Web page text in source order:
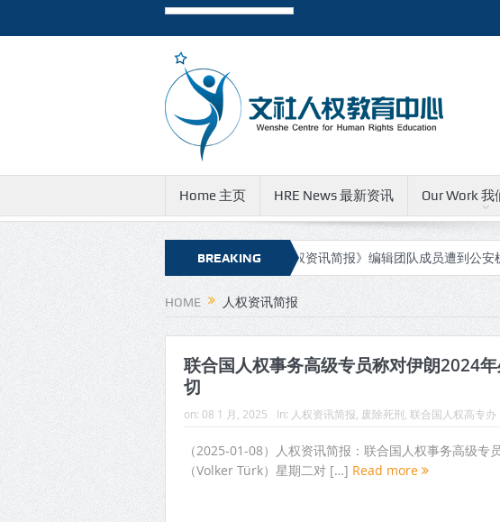
Home 主页 HRE News 最新资讯 Our Work 我
BREAKING
NEWS
》新的网址和邮件地址 有关《人权资讯简报》编辑团队成员遭到公安机关传唤和
HOME 人权资讯简报
联合国人权事务高级专员称对伊朗2024
切
on: 08 1 月, 2025 In: 人权资讯简报 废除死刑 联合国人权高专办
（2025-01-08）人权资讯简报：联合国人权事务高级专
（Volker Türk）星期二对 […] Read more